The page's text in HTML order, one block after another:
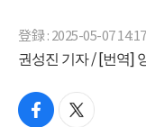
登録 : 2025-05-07
권성진 기자 / [번역]
f
t